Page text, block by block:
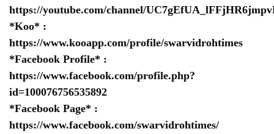
https://youtube.com/channel/
*Koo* :
https://www.kooapp.com/profile/swarvidrohtimes
*Facebook Profile* :
https://www.facebook.com/profile.php?
id=100076756535892
*Facebook Page* :
https://www.facebook.com/swarvidrohtimes/